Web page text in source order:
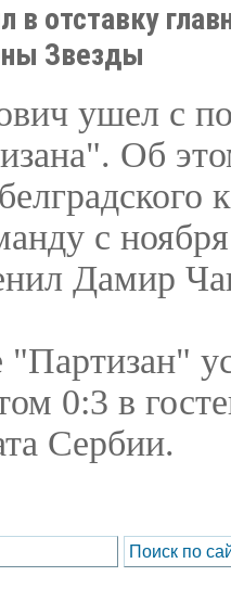
в отставку
Звезды
ушел с
Об
с
Дамир
"Партизан"
0:3 в
Сербии.